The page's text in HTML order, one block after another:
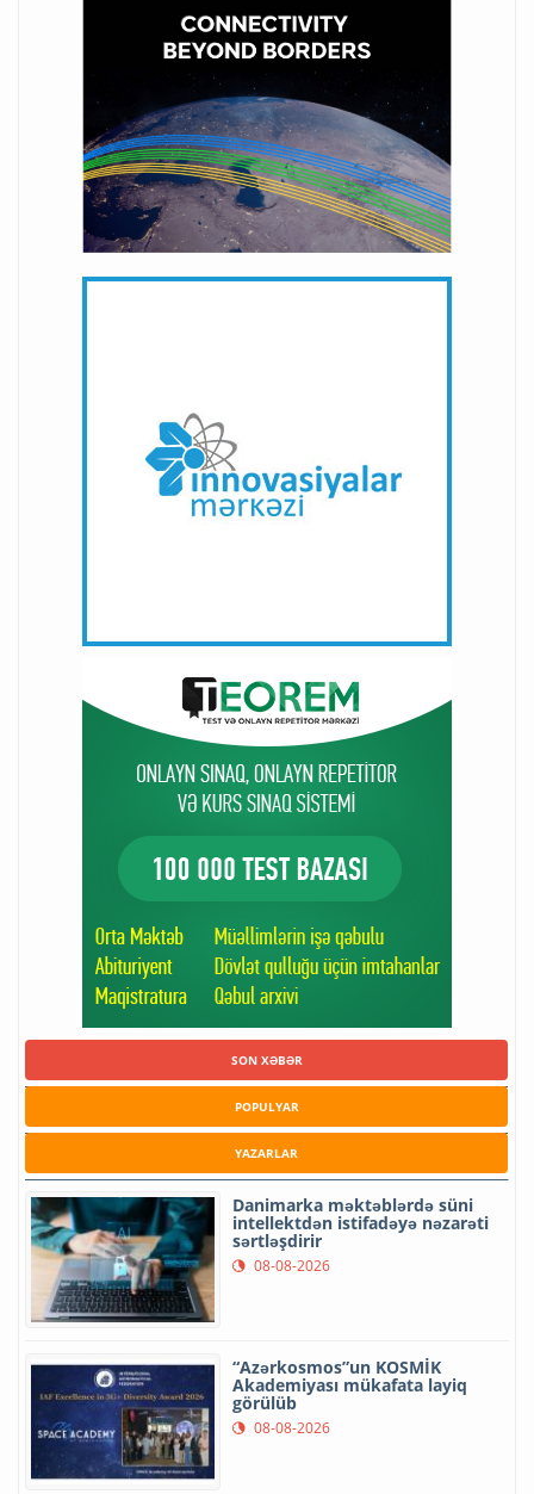
SON XƏBƏR
POPULYAR
YAZARLAR
Danimarka məktəblərdə süni
intellektdən istifadəyə nəzarəti
sərtləşdirir
08-08-2026
“Azərkosmos”un KOSMİK
Akademiyası mükafata layiq
görülüb
08-08-2026